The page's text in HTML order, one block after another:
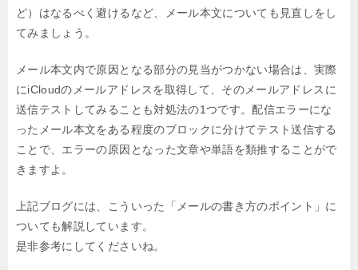
ど）はなるべく避けるなど、メール本文についても見直しをし
てみましょう。
メール本文内で原因となる部分の見当がつかない場合は、実際
にiCloudのメールアドレスを取得して、 そのメールアドレスに
送信テストしてみることも対処法の1つです。配信エラーにな
ったメール本文をある程度のブロックに分けてテスト送信する
ことで、 エラーの原因となった文章や単語を類推することがで
きますよ。
上記ブログには、こういった「メールの書き方のポイント」に
ついても解説しています。
是非参考にしてくださいね。